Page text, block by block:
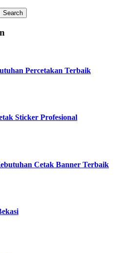
Percetakan Terbaik
Sticker Profesional
Cetak Banner Terbaik